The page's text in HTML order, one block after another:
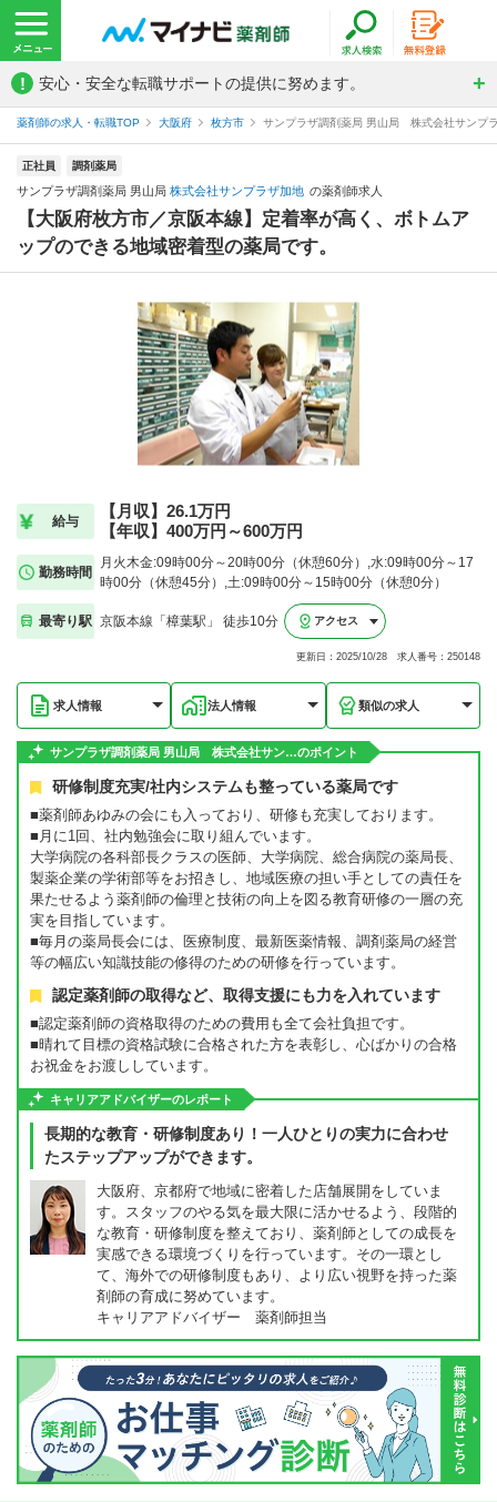
! 安心・安全な転職サポートの提供に努めます。
薬剤師の求人・転職TOP 大阪府 枚方市 サンプラザ調剤薬局 男山局 株式会社サンプ
正社員 調剤薬局
サンプラザ調剤薬局 男山局 株式会社サンプラザ加地 の薬剤師求人
【大阪府枚方市／京阪本線】定着率が高く、ボトムア
ップのできる地域密着型の薬局です。
給与
【月収】26.1万円
【年収】400万円～600万円
勤務時間
月火木金:09時00分～20時00分（休憩60分）,水:09時00分～17
時00分（休憩45分）,土:09時00分～15時00分（休憩0分）
最寄り駅 京阪本線「樟葉駅」 徒歩10分 アクセス
更新日：2025/10/28 求人番号：250148
求人情報 法人情報 類似の求人
サンプラザ調剤薬局 男山局 株式会社サン…のポイント
研修制度充実/社内システムも整っている薬局です
■薬剤師あゆみの会にも入っており、研修も充実しております。
■月に1回、社内勉強会に取り組んでいます。
大学病院の各科部長クラスの医師、大学病院、総合病院の薬局長、
製薬企業の学術部等をお招きし、地域医療の担い手としての責任を
果たせるよう薬剤師の倫理と技術の向上を図る教育研修の一層の充
実を目指しています。
■毎月の薬局長会には、医療制度、最新医薬情報、調剤薬局の経営
等の幅広い知識技能の修得のための研修を行っています。
認定薬剤師の取得など、取得支援にも力を入れています
■認定薬剤師の資格取得のための費用も全て会社負担です。
■晴れて目標の資格試験に合格された方を表彰し、心ばかりの合格
お祝金をお渡ししています。
キャリアアドバイザーのレポート
長期的な教育・研修制度あり！一人ひとりの実力に合わせ
たステップアップができます。
大阪府、京都府で地域に密着した店舗展開をしていま
す。スタッフのやる気を最大限に活かせるよう、段階的
な教育・研修制度を整えており、薬剤師としての成長を
実感できる環境づくりを行っています。その一環とし
て、海外での研修制度もあり、より広い視野を持った薬
剤師の育成に努めています。
キャリアアドバイザー 薬剤師担当